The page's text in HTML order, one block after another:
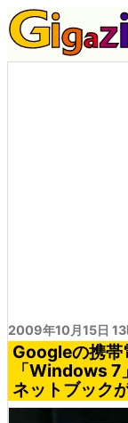
2009年10月15日
Googleの携
「Windows 7
ネットブック